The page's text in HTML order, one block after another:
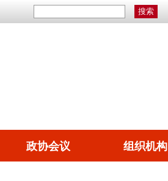
政协会议 组织机构